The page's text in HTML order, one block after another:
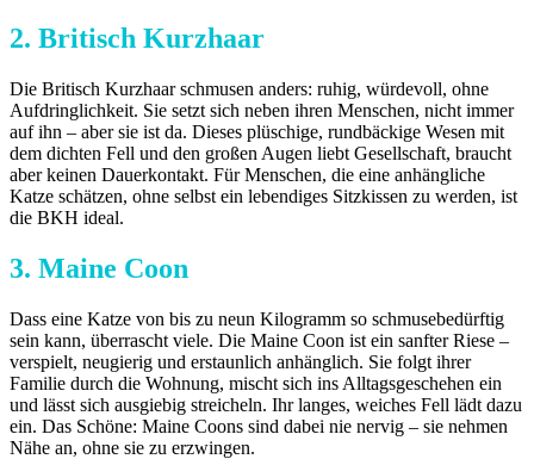
2. Britisch Kurzhaar
Die Britisch Kurzhaar schmusen anders: ruhig, würdevoll, ohne
Aufdringlichkeit. Sie setzt sich neben ihren Menschen, nicht immer
auf ihn – aber sie ist da. Dieses plüschige, rundbäckige Wesen mit
dem dichten Fell und den großen Augen liebt Gesellschaft, braucht
aber keinen Dauerkontakt. Für Menschen, die eine anhängliche
Katze schätzen, ohne selbst ein lebendiges Sitzkissen zu werden, ist
die BKH ideal.
3. Maine Coon
Dass eine Katze von bis zu neun Kilogramm so schmusebedürftig
sein kann, überrascht viele. Die Maine Coon ist ein sanfter Riese –
verspielt, neugierig und erstaunlich anhänglich. Sie folgt ihrer
Familie durch die Wohnung, mischt sich ins Alltagsgeschehen ein
und lässt sich ausgiebig streicheln. Ihr langes, weiches Fell lädt dazu
ein. Das Schöne: Maine Coons sind dabei nie nervig – sie nehmen
Nähe an, ohne sie zu erzwingen.